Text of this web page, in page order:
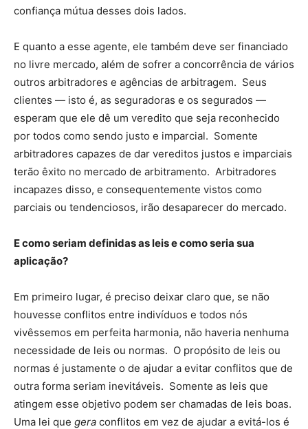
confiança mútua desses dois lados.
E quanto a esse agente, ele também deve ser financiado
no livre mercado, além de sofrer a concorrência de vários
outros arbitradores e agências de arbitragem. Seus
clientes — isto é, as seguradoras e os segurados —
esperam que ele dê um veredito que seja reconhecido
por todos como sendo justo e imparcial. Somente
arbitradores capazes de dar vereditos justos e imparciais
terão êxito no mercado de arbitramento. Arbitradores
incapazes disso, e consequentemente vistos como
parciais ou tendenciosos, irão desaparecer do mercado.
E como seriam definidas as leis e como seria sua
aplicação?
Em primeiro lugar, é preciso deixar claro que, se não
houvesse conflitos entre indivíduos e todos nós
vivêssemos em perfeita harmonia, não haveria nenhuma
necessidade de leis ou normas. O propósito de leis ou
normas é justamente o de ajudar a evitar conflitos que de
outra forma seriam inevitáveis. Somente as leis que
atingem esse objetivo podem ser chamadas de leis boas.
Uma lei que gera conflitos em vez de ajudar a evitá-los é